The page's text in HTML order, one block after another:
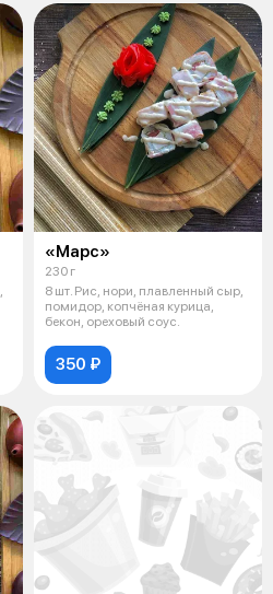
«Марс»
230 г
8 шт. Рис, нори, плавленный сыр,
помидор, копчёная курица,
бекон, ореховый соус.
350 ₽